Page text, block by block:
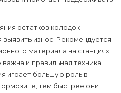
остатков колодок
износ. Рекомендуется
материала на станциях
и правильная техника
играет большую роль в
тем быстрее они